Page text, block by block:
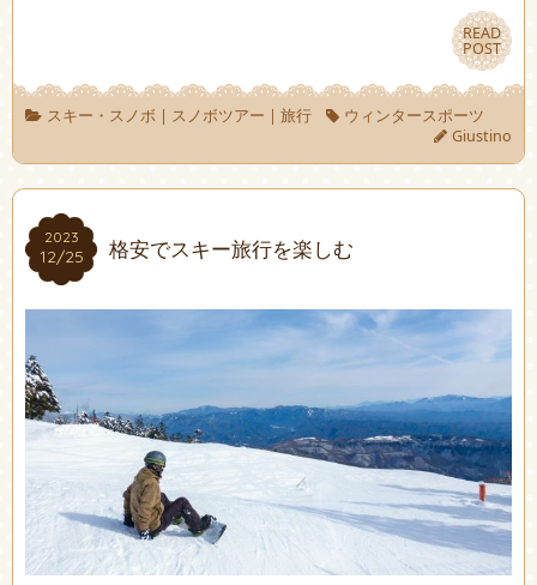
READ
POST
READ
POST
スキー・スノボ | スノボツアー | 旅行
ウィンタースポーツ
Giustino
2023
12/25
2023
12/25 格安でスキー旅行を楽しむ